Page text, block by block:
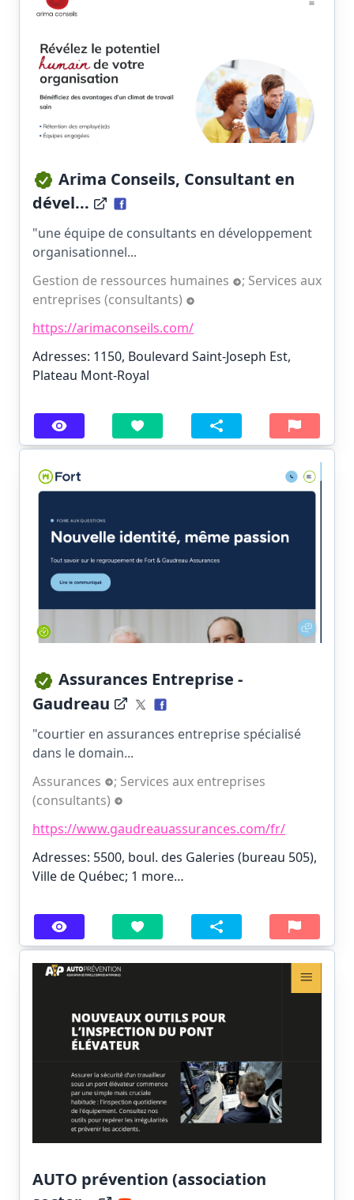
Arima Conseils, Consultant en
dével...
"une équipe de consultants en développement
organisationnel...
Gestion de ressources humaines
; Services aux
entreprises (consultants)
https://arimaconseils.com/
Adresses: 1150, Boulevard Saint-Joseph Est,
Plateau Mont-Royal
Assurances Entreprise -
Gaudreau
"courtier en assurances entreprise spécialisé
dans le domain...
Assurances
; Services aux entreprises
(consultants)
https://www.gaudreauassurances.com/fr/
Adresses: 5500, boul. des Galeries (bureau 505),
Ville de Québec; 1 more…
AUTO prévention (association